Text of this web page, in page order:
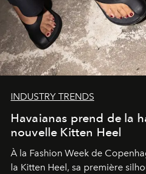
INDUSTRY TRENDS
Havaianas prend de la
nouvelle Kitten Heel
À la Fashion Week de
la Kitten Heel, sa première